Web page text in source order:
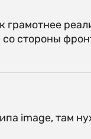
грамотнее
стороны
image, там